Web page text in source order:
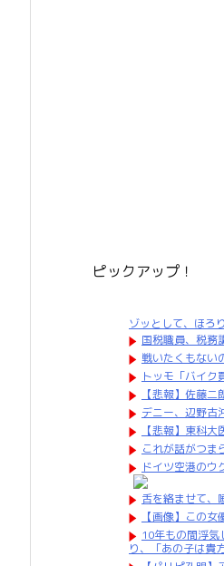
ピックアップ！
ゾッとして、ほろ
国税職員、税務
戦いたくもない
トッモ「バイ
【悲報】佐藤
デニー、辺野古
【悲報】東科
これが話がつま
ドイツ空港のウ
舌を絡ませて
【画像】この
10年もの間浮気
り、「あの子は貴